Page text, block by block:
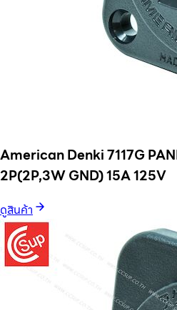
American Denki 7117G
2P(2P,3W GND) 15A 125V
ดูสินค้า